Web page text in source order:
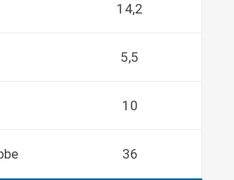
14,2
5,5
10
36